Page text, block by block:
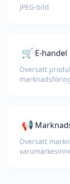
JPEG-bild
🛒 E-handel
Översätt
📢
Översätt